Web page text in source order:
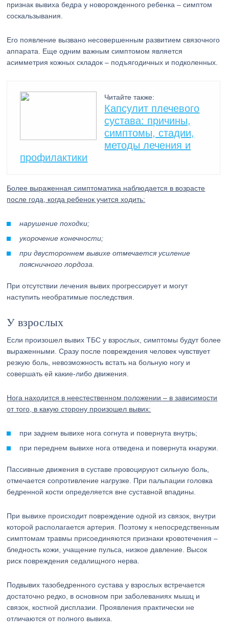
признак вывиха бедра у новорожденного ребенка – симптом
соскальзывания.
Его появление вызвано несовершенным развитием связочного
аппарата. Еще одним важным симптомом является
асимметрия кожных складок – подъягодичных и подколенных.
Читайте также:
Капсулит плечевого
сустава: причины,
симптомы, стадии,
методы лечения и
профилактики
Более выраженная симптоматика наблюдается в возрасте
после года, когда ребенок учится ходить:
нарушение походки;
укорочение конечности;
при двустороннем вывихе отмечается усиление
поясничного лордоза.
При отсутствии лечения вывих прогрессирует и могут
наступить необратимые последствия.
У взрослых
Если произошел вывих ТБС у взрослых, симптомы будут более
выраженными. Сразу после повреждения человек чувствует
резкую боль, невозможность встать на больную ногу и
совершать ей какие-либо движения.
Нога находится в неестественном положении – в зависимости
от того, в какую сторону произошел вывих:
при заднем вывихе нога согнута и повернута внутрь;
при переднем вывихе нога отведена и повернута кнаружи.
Пассивные движения в суставе провоцируют сильную боль,
отмечается сопротивление нагрузке. При пальпации головка
бедренной кости определяется вне суставной впадины.
При вывихе происходит повреждение одной из связок, внутри
которой располагается артерия. Поэтому к непосредственным
симптомам травмы присоединяются признаки кровотечения –
бледность кожи, учащение пульса, низкое давление. Высок
риск повреждения седалищного нерва.
Подвывих тазобедренного сустава у взрослых встречается
достаточно редко, в основном при заболеваниях мышц и
связок, костной дисплазии. Проявления практически не
отличаются от полного вывиха.